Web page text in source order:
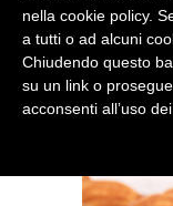
nella cookie policy.
a tutti o ad alcuni
Chiudendo questo
su un link o
acconsenti all’uso